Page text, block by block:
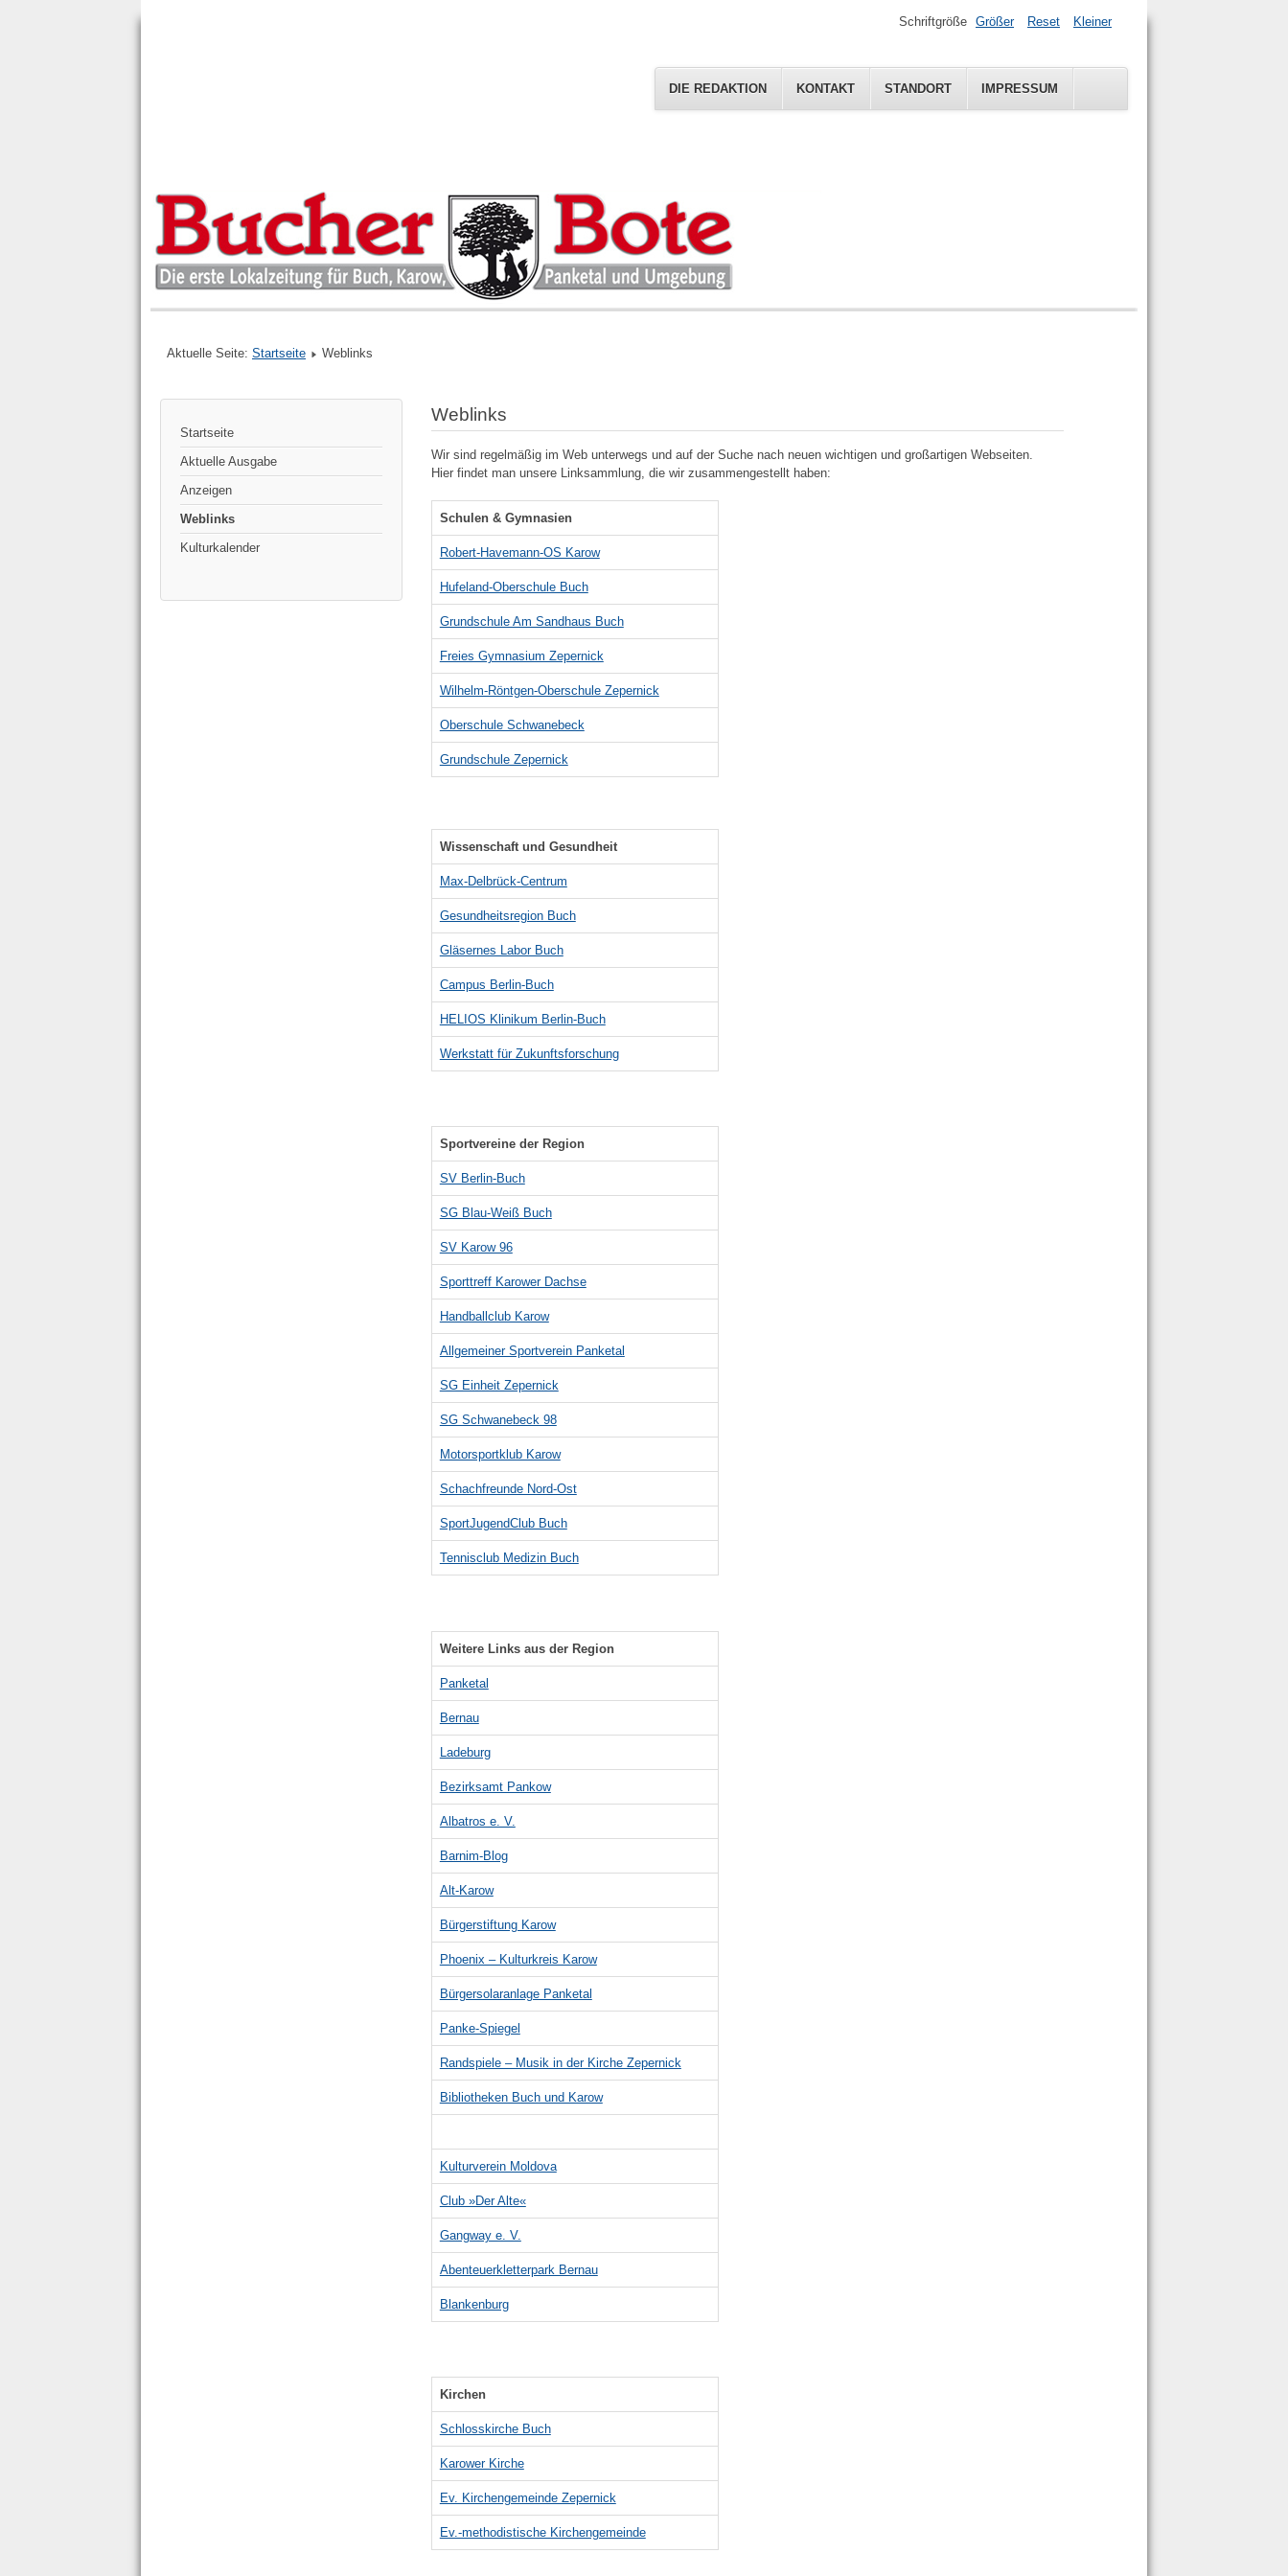
Schriftgröße Größer Reset Kleiner
DIE REDAKTION KONTAKT STANDORT IMPRESSUM
Aktuelle Seite: Startseite Weblinks
Startseite
Aktuelle Ausgabe
Anzeigen
Weblinks
Kulturkalender
Weblinks
Wir sind regelmäßig im Web unterwegs und auf der Suche nach neuen wichtigen und großartigen Webseiten.
Hier findet man unsere Linksammlung, die wir zusammengestellt haben:
Schulen & Gymnasien
Robert-Havemann-OS Karow
Hufeland-Oberschule Buch
Grundschule Am Sandhaus Buch
Freies Gymnasium Zepernick
Wilhelm-Röntgen-Oberschule Zepernick
Oberschule Schwanebeck
Grundschule Zepernick
Wissenschaft und Gesundheit
Max-Delbrück-Centrum
Gesundheitsregion Buch
Gläsernes Labor Buch
Campus Berlin-Buch
HELIOS Klinikum Berlin-Buch
Werkstatt für Zukunftsforschung
Sportvereine der Region
SV Berlin-Buch
SG Blau-Weiß Buch
SV Karow 96
Sporttreff Karower Dachse
Handballclub Karow
Allgemeiner Sportverein Panketal
SG Einheit Zepernick
SG Schwanebeck 98
Motorsportklub Karow
Schachfreunde Nord-Ost
SportJugendClub Buch
Tennisclub Medizin Buch
Weitere Links aus der Region
Panketal
Bernau
Ladeburg
Bezirksamt Pankow
Albatros e. V.
Barnim-Blog
Alt-Karow
Bürgerstiftung Karow
Phoenix – Kulturkreis Karow
Bürgersolaranlage Panketal
Panke-Spiegel
Randspiele – Musik in der Kirche Zepernick
Bibliotheken Buch und Karow
Kulturverein Moldova
Club »Der Alte«
Gangway e. V.
Abenteuerkletterpark Bernau
Blankenburg
Kirchen
Schlosskirche Buch
Karower Kirche
Ev. Kirchengemeinde Zepernick
Ev.-methodistische Kirchengemeinde